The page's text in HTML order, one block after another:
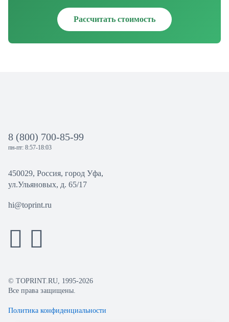
Рассчитать стоимость
8 (800) 700-85-99
пн-пт: 8:57-18:03
450029, Россия, город Уфа,
ул.Ульяновых, д. 65/17
hi@toprint.ru
© TOPRINT.RU, 1995-2026
Все права защищены.
Политика конфиденциальности